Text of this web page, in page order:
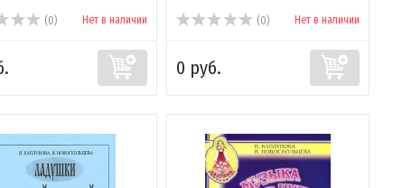
(0) Нет в наличии (0) Нет в наличии
0 руб.